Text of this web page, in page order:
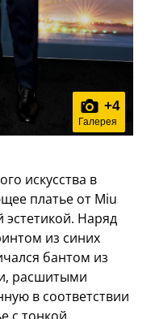
+4
Галерея
искусства в
платье от Miu
Наряд
из синих
бантом из
расшитыми
в соответствии